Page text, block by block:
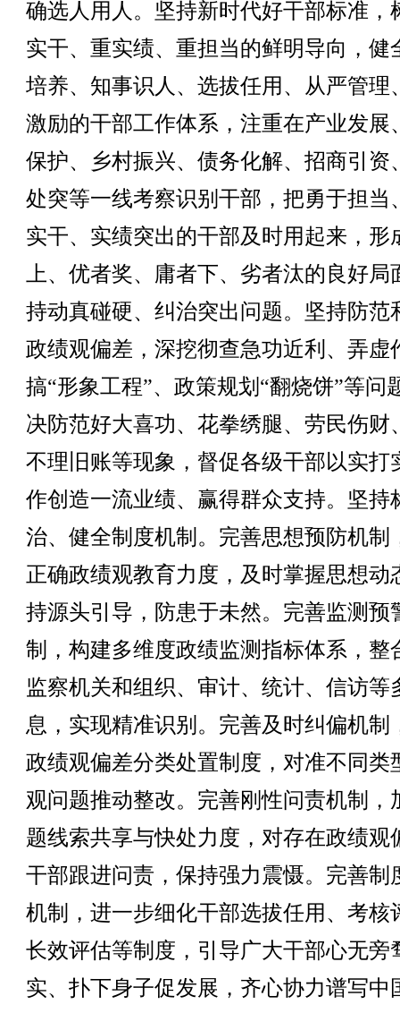
确选人用人。坚持新时代好干部标准，
实干、重实绩、重担当的鲜明导向，健
培养、知事识人、选拔任用、从严管理
激励的干部工作体系，注重在产业发展
保护、乡村振兴、债务化解、招商引资
处突等一线考察识别干部，把勇于担当
实干、实绩突出的干部及时用起来，形
上、优者奖、庸者下、劣者汰的良好局
持动真碰硬、纠治突出问题。坚持防范
政绩观偏差，深挖彻查急功近利、弄虚
搞“形象工程”、政策规划“翻烧饼”等问
决防范好大喜功、花拳绣腿、劳民伤财
不理旧账等现象，督促各级干部以实打
作创造一流业绩、赢得群众支持。坚持
治、健全制度机制。完善思想预防机制
正确政绩观教育力度，及时掌握思想动
持源头引导，防患于未然。完善监测预
制，构建多维度政绩监测指标体系，整
监察机关和组织、审计、统计、信访等
息，实现精准识别。完善及时纠偏机制
政绩观偏差分类处置制度，对准不同类
观问题推动整改。完善刚性问责机制，
题线索共享与快处力度，对存在政绩观
干部跟进问责，保持强力震慑。完善制
机制，进一步细化干部选拔任用、考核
长效评估等制度，引导广大干部心无旁
实、扑下身子促发展，齐心协力谱写中